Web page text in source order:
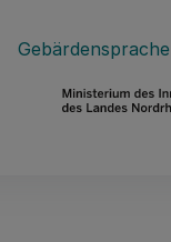
Gebärdensprache